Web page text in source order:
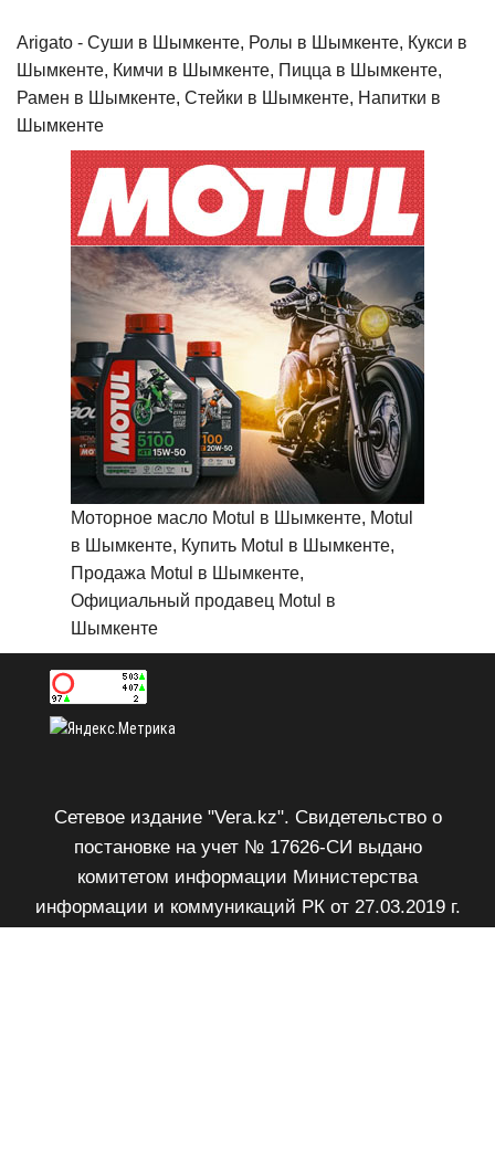
Arigato - Cуши в Шымкенте, Ролы в Шымкенте, Кукси в
Шымкенте, Кимчи в Шымкенте, Пицца в Шымкенте,
Рамен в Шымкенте, Стейки в Шымкенте, Напитки в
Шымкенте
Моторное масло Motul в Шымкенте, Motul
в Шымкенте, Купить Motul в Шымкенте,
Продажа Motul в Шымкенте,
Официальный продавец Motul в
Шымкенте
Сетевое издание "Vera.kz". Свидетельство о
постановке на учет № 17626-СИ выдано
комитетом информации Министерства
информации и коммуникаций РК от 27.03.2019 г.